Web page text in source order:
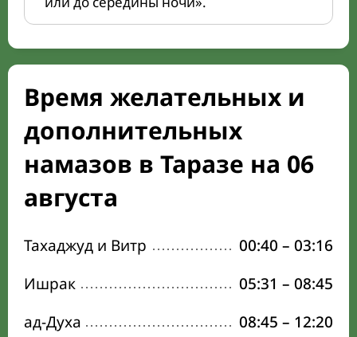
Время желательных и
дополнительных
намазов в Таразе на 06
августа
Тахаджуд и Витр 00:40 – 03:16
Ишрак
05:31 – 08:45
ад-Духа
08:45 – 12:20